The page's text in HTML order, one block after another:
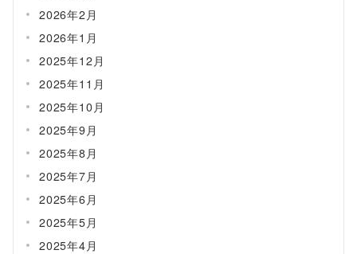
2026年2月
2026年1月
2025年12月
2025年11月
2025年10月
2025年9月
2025年8月
2025年7月
2025年6月
2025年5月
2025年4月